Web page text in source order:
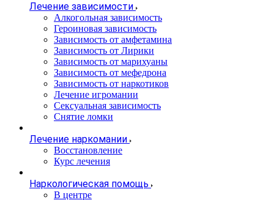
Лечение зависимости
Алкогольная зависимость
Героиновая зависимость
Зависимость от амфетамина
Зависимость от Лирики
Зависимость от марихуаны
Зависимость от мефедрона
Зависимость от наркотиков
Лечение игромании
Сексуальная зависимость
Снятие ломки
Лечение наркомании
Восстановление
Курс лечения
Наркологическая помощь
В центре